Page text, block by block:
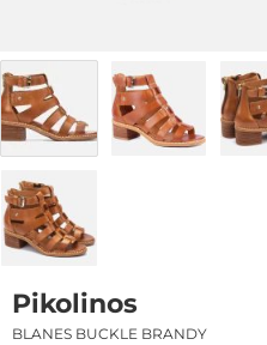
Pikolinos
BLANES BUCKLE BRANDY